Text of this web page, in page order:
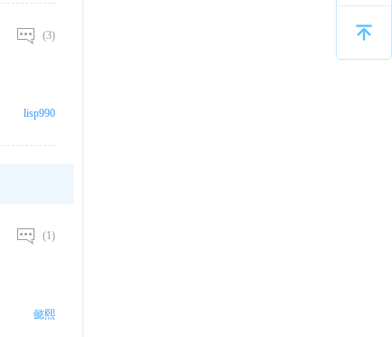
(3)
lisp990
(1)
懿熙